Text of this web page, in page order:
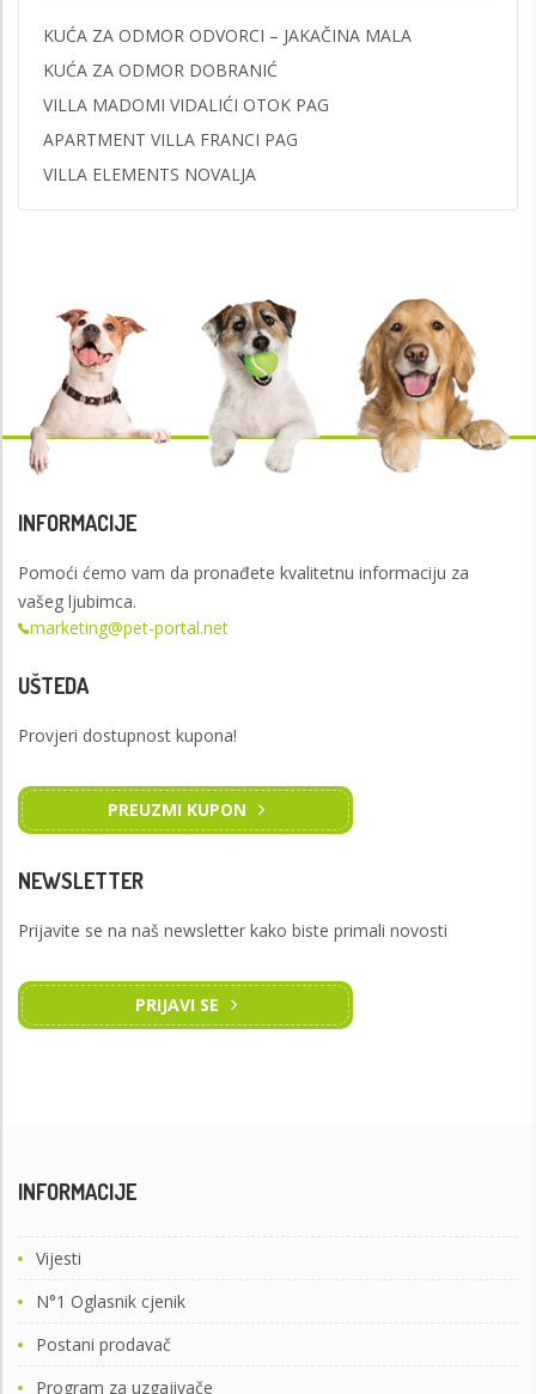
KUĆA ZA ODMOR ODVORCI – JAKAČINA MALA
KUĆA ZA ODMOR DOBRANIĆ
VILLA MADOMI VIDALIĆI OTOK PAG
APARTMENT VILLA FRANCI PAG
VILLA ELEMENTS NOVALJA
INFORMACIJE
Pomoći ćemo vam da pronađete kvalitetnu informaciju za
vašeg ljubimca.
marketing@pet-portal.net
UŠTEDA
Provjeri dostupnost kupona!
PREUZMI KUPON
NEWSLETTER
Prijavite se na naš newsletter kako biste primali novosti
PRIJAVI SE
INFORMACIJE
Vijesti
N°1 Oglasnik cjenik
Postani prodavač
Program za uzgajivače